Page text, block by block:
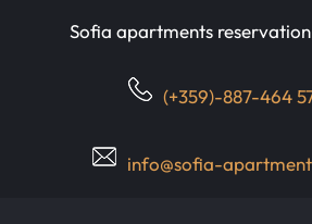
Sofia apartments
(+359)-887-464
info@sofia-